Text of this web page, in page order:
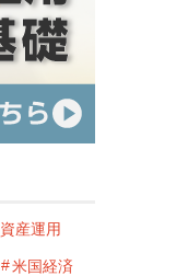
資産運用
米国経済